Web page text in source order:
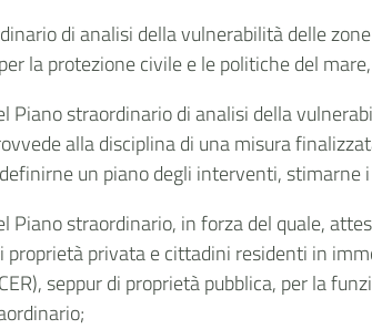
di analisi della vulnerabilità delle
la protezione civile e le politiche del
Piano straordinario di analisi della
alla disciplina di una misura
un piano degli interventi, stimarne
Piano straordinario, in forza del quale,
proprietà privata e cittadini residenti in
seppur di proprietà pubblica, per la